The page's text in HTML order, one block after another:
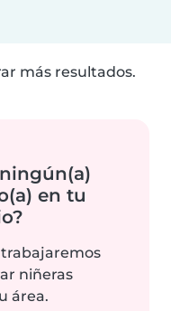
más resultados.
en tu
niñeras
área.